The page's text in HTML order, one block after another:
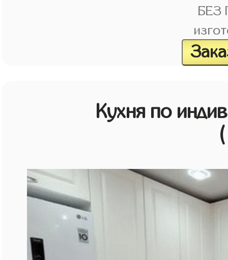
БЕЗ
Кухня по